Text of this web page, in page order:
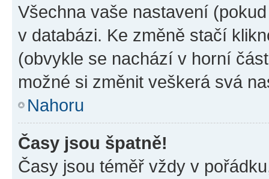
Všechna vaše nastavení
v databázi. Ke změně stačí
(obvykle se nachází v horní
možné si změnit veškerá svá
Nahoru
Časy jsou špatně!
Časy jsou téměř vždy v